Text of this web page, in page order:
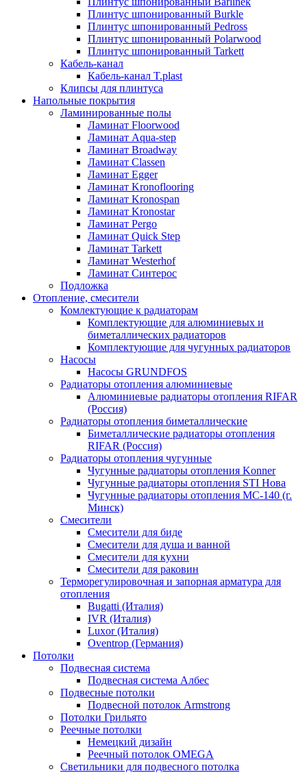
Плинтус шпонированный Burkle
Плинтус шпонированный Pedross
Плинтус шпонированный Polarwood
Плинтус шпонированный Tarkett
Кабель-канал
Кабель-канал T.plast
Клипсы для плинтуса
Напольные покрытия
Ламинированные полы
Ламинат Floorwood
Ламинат Aqua-step
Ламинат Broadway
Ламинат Classen
Ламинат Egger
Ламинат Kronoflooring
Ламинат Kronospan
Ламинат Kronostar
Ламинат Pergo
Ламинат Quick Step
Ламинат Tarkett
Ламинат Westerhof
Ламинат Синтерос
Подложка
Отопление, смесители
Комлектующие к радиаторам
Комплектующие для алюминиевых и
биметаллических радиаторов
Комплектующие для чугунных радиаторов
Насосы
Насосы GRUNDFOS
Радиаторы отопления алюминиевые
Алюминиевые радиаторы отопления RIFAR
(Россия)
Радиаторы отопления биметаллические
Биметаллические радиаторы отопления
RIFAR (Россия)
Радиаторы отопления чугунные
Чугунные радиаторы отопления Konner
Чугунные радиаторы отопления STI Нова
Чугунные радиаторы отопления МС-140 (г.
Минск)
Смесители
Смесители для биде
Смесители для душа и ванной
Смесители для кухни
Смесители для раковин
Терморегулировочная и запорная арматура для
отопления
Bugatti (Италия)
IVR (Италия)
Luxor (Италия)
Oventrop (Германия)
Потолки
Подвесная система
Подвесная система Албес
Подвесные потолки
Подвесной потолок Armstrong
Потолки Грильято
Реечные потолки
Немецкий дизайн
Реечный потолок OMEGA
Светильники для подвесного потолка